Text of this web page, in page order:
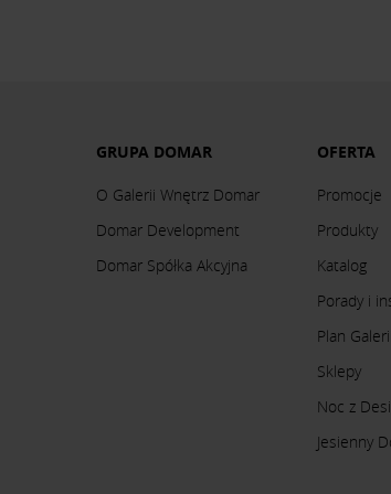
GRUPA DOMAR
O Galerii Wnętrz Domar
Domar Development
Domar Spółka Akcyjna
OFERTA
Promocje
Produkty
Katalog
Porady i
Plan Galerii
Sklepy
Noc z
Jesienny